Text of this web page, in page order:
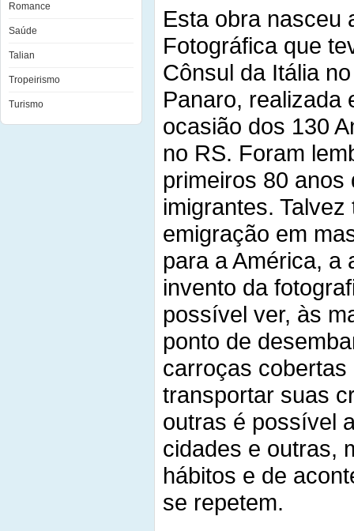
Romance
Saúde
Talian
Tropeirismo
Turismo
Esta obra nasceu
Fotográfica que
Cônsul da Itália
Panaro, realizada
ocasião dos 130
no RS. Foram
primeiros 80 anos
imigrantes.
emigração em
para a América, a
invento da
possível ver, às
ponto de
carroças
transportar suas
outras é possível
cidades e outras,
hábitos e de
se repetem.